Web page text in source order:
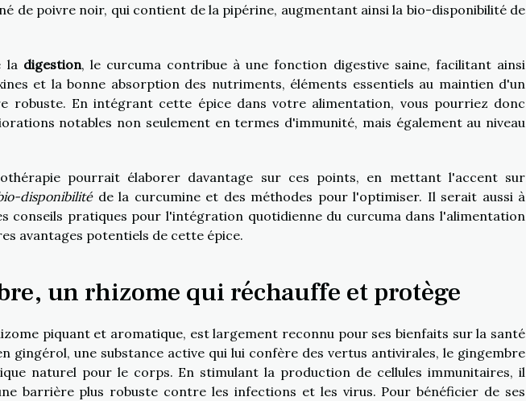
de poivre noir, qui contient de la pipérine, augmentant ainsi la bio-disponibilité de
la digestion, le curcuma contribue à une fonction digestive saine, facilitant ainsi
et la bonne absorption des nutriments, éléments essentiels au maintien d'un
robuste. En intégrant cette épice dans votre alimentation, vous pourriez donc
notables non seulement en termes d'immunité, mais également au niveau
pourrait élaborer davantage sur ces points, en mettant l'accent sur
disponibilitéde la curcumine et des méthodes pour l'optimiser. Il serait aussi à
conseils pratiques pour l'intégration quotidienne du curcuma dans l'alimentation
avantages potentiels de cette épice.
un rhizome qui réchauffe et protège
piquant et aromatique, est largement reconnu pour ses bienfaits sur la santé
gingérol, une substance active qui lui confère des vertus antivirales, le gingembre
naturel pour le corps. En stimulant la production de cellules immunitaires, il
barrière plus robuste contre les infections et les virus. Pour bénéficier de ses